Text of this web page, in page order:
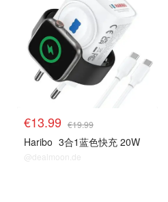
€13.99 €19.99
Haribo 3合1蓝色快充 20W
@dealmoon.de